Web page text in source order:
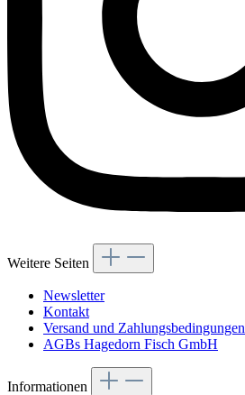
Weitere Seiten
Newsletter
Kontakt
Versand und Zahlungsbedingungen
AGBs Hagedorn Fisch GmbH
Informationen